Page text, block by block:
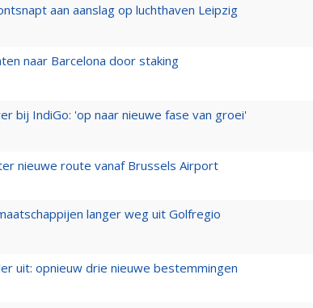
aan aanslag op luchthaven Leipzig
naar Barcelona door staking
bij IndiGo: 'op naar nieuwe fase van groei'
nieuwe route vanaf Brussels Airport
langer weg uit Golfregio
uit: opnieuw drie nieuwe bestemmingen